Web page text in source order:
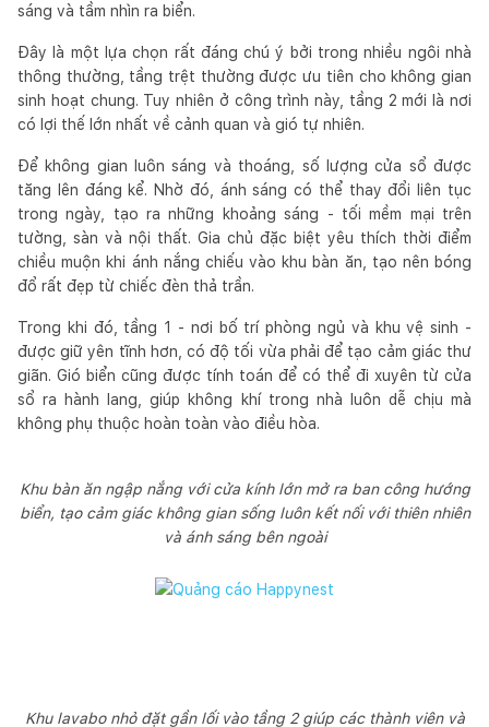
sáng và tầm nhìn ra biển.
Đây là một lựa chọn rất đáng chú ý bởi trong nhiều ngôi nhà
thông thường, tầng trệt thường được ưu tiên cho không gian
sinh hoạt chung. Tuy nhiên ở công trình này, tầng 2 mới là nơi
có lợi thế lớn nhất về cảnh quan và gió tự nhiên.
Để không gian luôn sáng và thoáng, số lượng cửa sổ được
tăng lên đáng kể. Nhờ đó, ánh sáng có thể thay đổi liên tục
trong ngày, tạo ra những khoảng sáng - tối mềm mại trên
tường, sàn và nội thất. Gia chủ đặc biệt yêu thích thời điểm
chiều muộn khi ánh nắng chiếu vào khu bàn ăn, tạo nên bóng
đổ rất đẹp từ chiếc đèn thả trần.
Trong khi đó, tầng 1 - nơi bố trí phòng ngủ và khu vệ sinh -
được giữ yên tĩnh hơn, có độ tối vừa phải để tạo cảm giác thư
giãn. Gió biển cũng được tính toán để có thể đi xuyên từ cửa
sổ ra hành lang, giúp không khí trong nhà luôn dễ chịu mà
không phụ thuộc hoàn toàn vào điều hòa.
Khu bàn ăn ngập nắng với cửa kính lớn mở ra ban công hướng
biển, tạo cảm giác không gian sống luôn kết nối với thiên nhiên
và ánh sáng bên ngoài
Khu lavabo nhỏ đặt gần lối vào tầng 2 giúp các thành viên và